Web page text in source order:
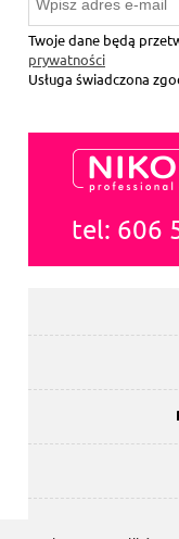
Twoje dane będą
prywatności
Usługa świadczona
tel: 606
© 2020 NIKOkosmetyki.pl /